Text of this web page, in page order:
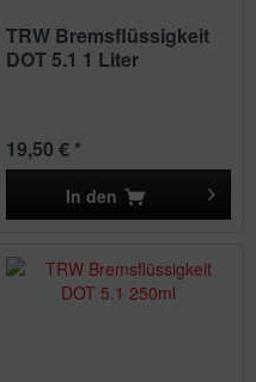
TRW Bremsflüssigkeit
DOT 5.1 1 Liter
19,50 € *
In den